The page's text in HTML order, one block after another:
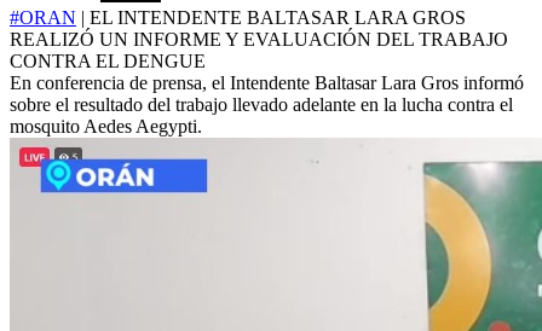
#ORAN | EL INTENDENTE BALTASAR LARA GROS
REALIZÓ UN INFORME Y EVALUACIÓN DEL TRABAJO
CONTRA EL DENGUE
En conferencia de prensa, el Intendente Baltasar Lara Gros informó
sobre el resultado del trabajo llevado adelante en la lucha contra el
mosquito Aedes Aegypti.